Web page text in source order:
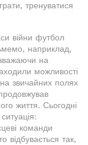
тренуватися
війни футбол
наприклад,
на
можливості
на звичайних полях
життя. Сьогодні
команди
відбувається так,